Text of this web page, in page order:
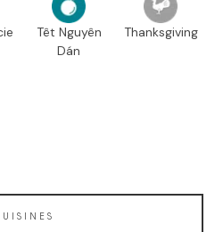
Têt Nguyên
Dán
Thanksgiving